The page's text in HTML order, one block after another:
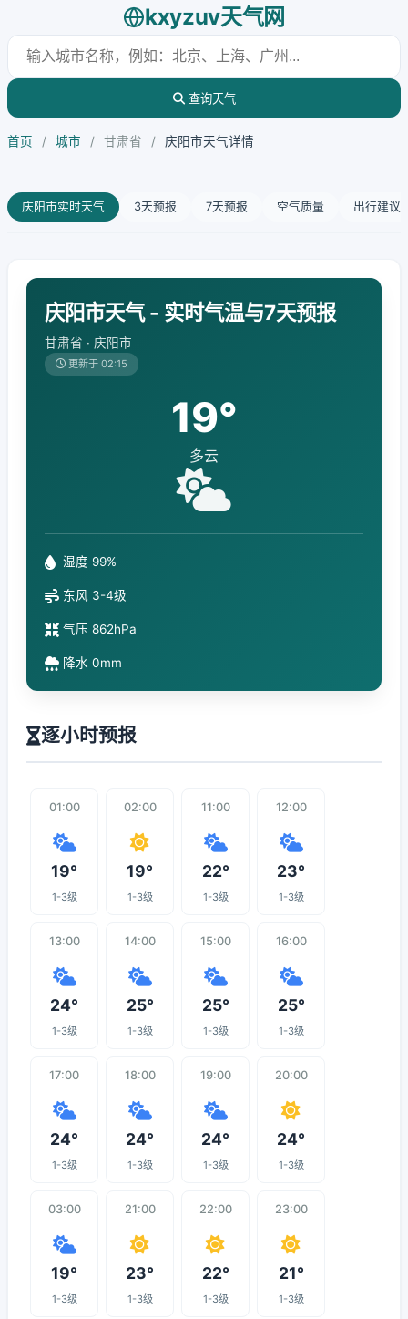
kxyzuv天气网
查询天气
首页 / 城市 / 甘肃省 / 庆阳市天气详情
庆阳市实时天气 3天预报 7天预报 空气质量 出行建议
庆阳市天气 - 实时气温与7天预报
甘肃省 · 庆阳市
更新于 02:15
19°
多云
湿度 99%
东风 3-4级
气压 862hPa
降水 0mm
逐小时预报
01:00
19°
1-3级
02:00
19°
1-3级
11:00
22°
1-3级
12:00
23°
1-3级
13:00
24°
1-3级
14:00
25°
1-3级
15:00
25°
1-3级
16:00
25°
1-3级
17:00
24°
1-3级
18:00
24°
1-3级
19:00
24°
1-3级
20:00
24°
1-3级
03:00
19°
1-3级
21:00
23°
1-3级
22:00
22°
1-3级
23:00
21°
1-3级